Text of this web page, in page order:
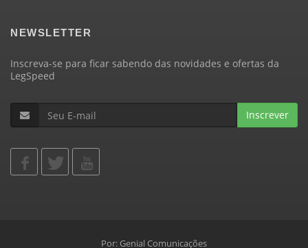
NEWSLETTER
Inscreva-se para ficar sabendo das novidades e ofertas da
LegSpeed
Inscrever
Por: Genial Comunicações